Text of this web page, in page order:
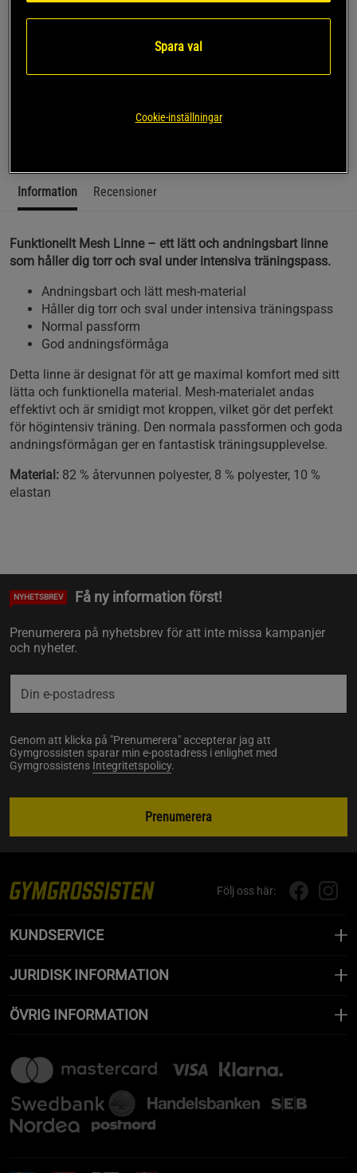
Fri frakt över 499 kr Fri retur 14 dagars ångerrätt
Information Recensioner
Funktionellt Mesh Linne – ett lätt och andningsbart linne
som håller dig torr och sval under intensiva träningspass.
Andningsbart och lätt mesh-material
Håller dig torr och sval under intensiva träningspass
Normal passform
God andningsförmåga
Detta linne är designat för att ge maximal komfort med sitt
lätta och funktionella material. Mesh-materialet andas
effektivt och är smidigt mot kroppen, vilket gör det perfekt
för högintensiv träning. Den normala passformen och goda
andningsförmågan ger en fantastisk träningsupplevelse.
Material: 82 % återvunnen polyester, 8 % polyester, 10 %
elastan
NYHETSBREV Få ny information först!
Prenumerera på nyhetsbrev för att inte missa kampanjer
och nyheter.
Genom att klicka på "Prenumerera" accepterar jag att
Gymgrossisten sparar min e-postadress i enlighet med
Gymgrossistens Integritetspolicy.
Prenumerera
Följ oss här:
KUNDSERVICE
JURIDISK INFORMATION
ÖVRIG INFORMATION
Spara val
Cookie-inställningar